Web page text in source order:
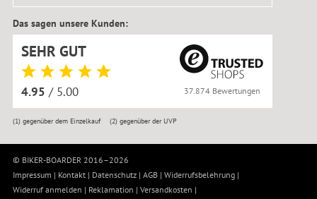
Das sagen unsere Kunden:
SEHR GUT
4.95 / 5.00 37.874 Bewertungen
(1)gegenüber dem Einzelkauf (2) gegenüber der UVP
© BIKER-BOARDER 2016–2026
Impressum | Kontakt | Datenschutz | AGB | Widerrufsbelehrung |
Widerruf anmelden | Reklamation | Versandkosten |